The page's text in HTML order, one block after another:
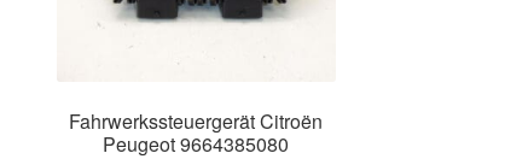
Fahrwerkssteuergerät Citroën
Peugeot 9664385080